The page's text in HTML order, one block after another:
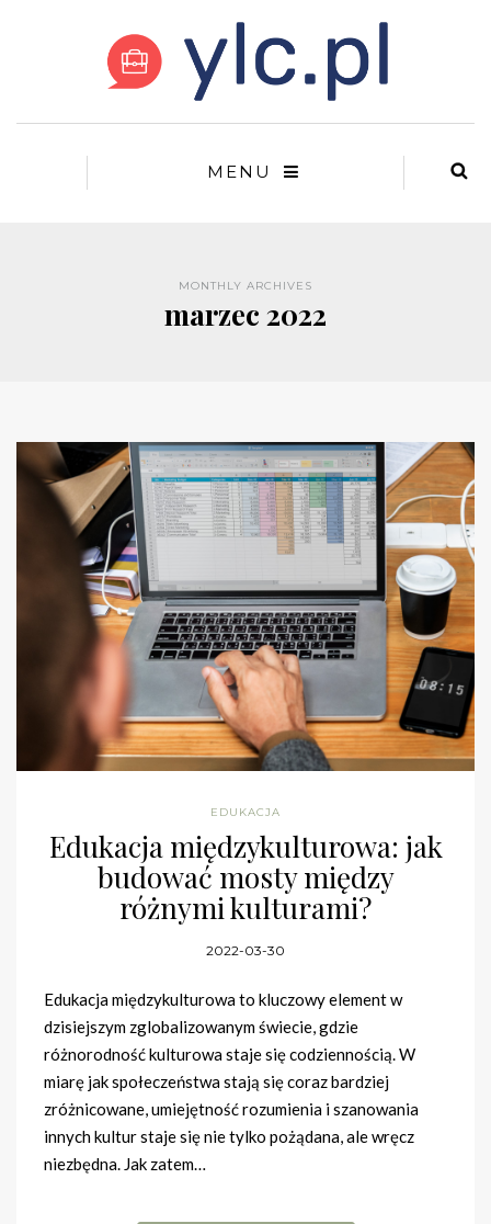
MENU
MONTHLY ARCHIVES
marzec 2022
EDUKACJA
Edukacja międzykulturowa: jak
budować mosty między
różnymi kulturami?
2022-03-30
Edukacja międzykulturowa to kluczowy element w
dzisiejszym zglobalizowanym świecie, gdzie
różnorodność kulturowa staje się codziennością. W
miarę jak społeczeństwa stają się coraz bardziej
zróżnicowane, umiejętność rozumienia i szanowania
innych kultur staje się nie tylko pożądana, ale wręcz
niezbędna. Jak zatem…